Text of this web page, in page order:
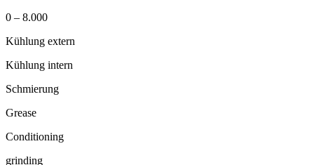
0 – 8.000
Kühlung extern
Kühlung intern
Schmierung
Grease
Conditioning
grinding